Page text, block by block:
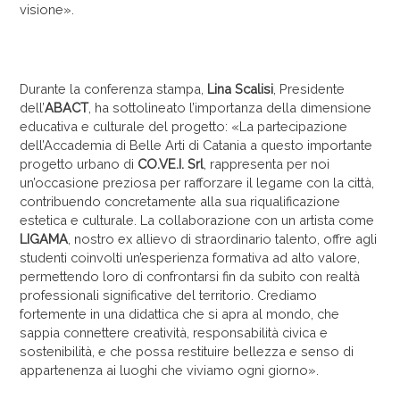
visione».
Durante la conferenza stampa, Lina Scalisi , Presidente
dell’ABACT, ha sottolineato l’importanza della dimensione
educativa e culturale del progetto: «La partecipazione
dell’Accademia di Belle Arti di Catania a questo importante
progetto urbano di CO.VE.I. Srl, rappresenta per noi
un’occasione preziosa per rafforzare il legame con la città,
contribuendo concretamente alla sua riqualificazione
estetica e culturale. La collaborazione con un artista come
LIGAMA , nostro ex allievo di straordinario talento, offre agli
studenti coinvolti un’esperienza formativa ad alto valore,
permettendo loro di confrontarsi fin da subito con realtà
professionali significative del territorio. Crediamo
fortemente in una didattica che si apra al mondo, che
sappia connettere creatività, responsabilità civica e
sostenibilità, e che possa restituire bellezza e senso di
appartenenza ai luoghi che viviamo ogni giorno».